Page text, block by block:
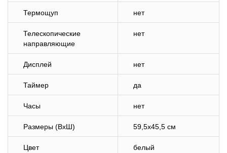
Термощуп нет
Телескопические
направляющие
нет
Дисплей нет
Таймер да
Часы нет
Размеры (ВхШ) 59,5х45,5 см
Цвет белый